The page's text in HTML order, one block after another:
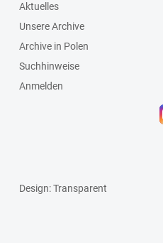
Aktuelles
Unsere Archive
Archive in Polen
Suchhinweise
Anmelden
Design: Transparent